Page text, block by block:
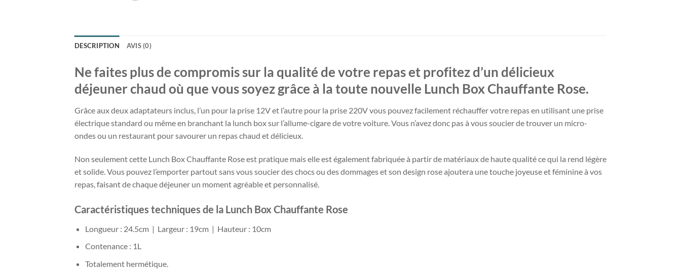
DESCRIPTION AVIS (0)
Ne faites plus de compromis sur la qualité de votre repas et profitez d’un délicieux
déjeuner chaud où que vous soyez grâce à la toute nouvelle Lunch Box Chauffante Rose.
Grâce aux deux adaptateurs inclus, l’un pour la prise 12V et l’autre pour la prise 220V vous pouvez facilement réchauffer votre repas en utilisant une prise
électrique standard ou même en branchant la lunch box sur l’allume-cigare de votre voiture. Vous n’avez donc pas à vous soucier de trouver un micro-
ondes ou un restaurant pour savourer un repas chaud et délicieux.
Non seulement cette Lunch Box Chauffante Rose est pratique mais elle est également fabriquée à partir de matériaux de haute qualité ce qui la rend légère
et solide. Vous pouvez l’emporter partout sans vous soucier des chocs ou des dommages et son design rose ajoutera une touche joyeuse et féminine à vos
repas, faisant de chaque déjeuner un moment agréable et personnalisé.
Caractéristiques techniques de la Lunch Box Chauffante Rose
Longueur : 24.5cm | Largeur : 19cm | Hauteur : 10cm
Contenance : 1L
Totalement hermétique.